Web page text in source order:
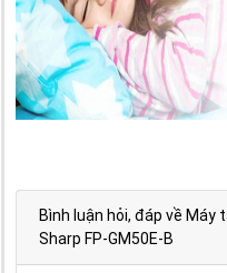
Bình luận hỏi, đáp về Máy
Sharp FP-GM50E-B